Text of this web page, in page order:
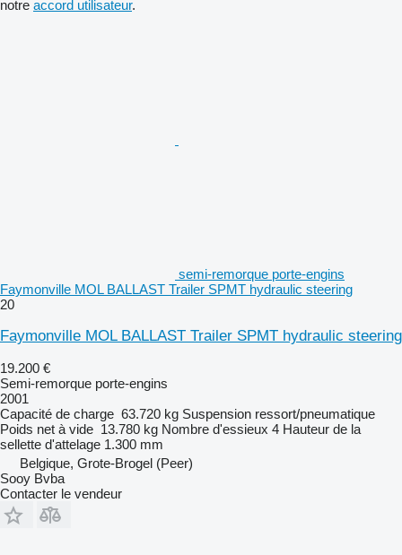
notre accord utilisateur.
semi-remorque porte-engins
Faymonville MOL BALLAST Trailer SPMT hydraulic steering
20
Faymonville MOL BALLAST Trailer SPMT hydraulic steering
19.200 €
Semi-remorque porte-engins
2001
Capacité de charge 63.720 kg Suspension ressort/pneumatique
Poids net à vide 13.780 kg Nombre d'essieux 4 Hauteur de la
sellette d'attelage 1.300 mm
Belgique, Grote-Brogel (Peer)
Sooy Bvba
Contacter le vendeur